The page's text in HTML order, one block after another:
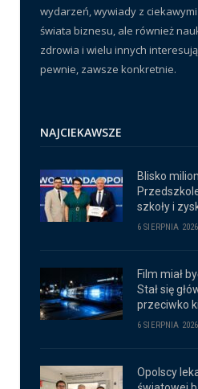
wydarzeń, wywiady z
świata biznesu, ale również
zdrowia i wielu innych
pewnie, zawsze konkretnie.
NAJCIEKAWSZE
Blisko
szkoły i
6 SIERPNIA 2026
Film miał
Stał się
przeciwko
6 SIERPNIA 2026
Opolscy